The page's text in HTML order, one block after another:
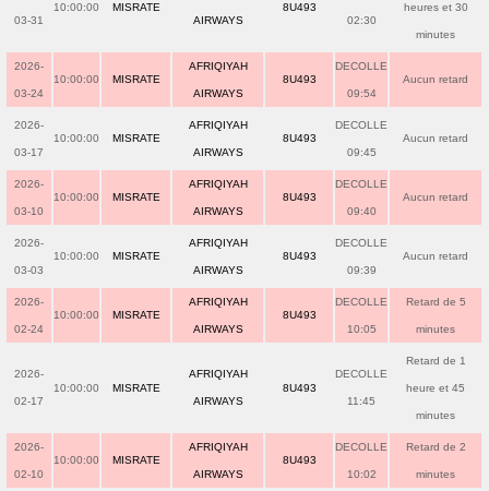
03-31
10:00:00 MISRATE
AIRWAYS
8U493
02:30
heures et 30
minutes
2026-
03-24
10:00:00 MISRATE
AFRIQIYAH
AIRWAYS
8U493
DECOLLE
09:54
Aucun retard
2026-
03-17
10:00:00 MISRATE
AFRIQIYAH
AIRWAYS
8U493
DECOLLE
09:45
Aucun retard
2026-
03-10
10:00:00 MISRATE
AFRIQIYAH
AIRWAYS
8U493
DECOLLE
09:40
Aucun retard
2026-
03-03
10:00:00 MISRATE
AFRIQIYAH
AIRWAYS
8U493
DECOLLE
09:39
Aucun retard
2026-
02-24
10:00:00 MISRATE
AFRIQIYAH
AIRWAYS
8U493
DECOLLE
10:05
Retard de 5
minutes
2026-
02-17
10:00:00 MISRATE
AFRIQIYAH
AIRWAYS
8U493
DECOLLE
11:45
Retard de 1
heure et 45
minutes
2026-
02-10
10:00:00 MISRATE
AFRIQIYAH
AIRWAYS
8U493
DECOLLE
10:02
Retard de 2
minutes